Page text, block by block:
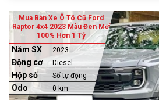
Mua Bán Xe Ô Tô Cũ Ford
Raptor 4x4 2023 Màu Đen Mới
100% Hơn 1 Tỷ
Năm SX 2023
Động cơ Diesel
Hộp số Số tự động
Odo 0 km